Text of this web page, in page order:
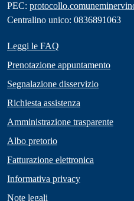
PEC:
Centralino unico: 0836891063
Leggi le FAQ
Prenotazione appuntamento
Segnalazione disservizio
Richiesta assistenza
Amministrazione trasparente
Albo pretorio
Fatturazione elettronica
Informativa privacy
Note legali